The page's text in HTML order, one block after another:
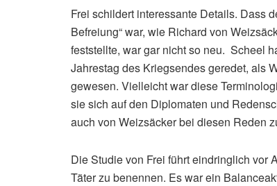
Frei schildert interessante Details. Dass
Befreiung“ war, wie Richard von
feststellte, war gar nicht so neu. Scheel
Jahrestag des Kriegsendes geredet, als
gewesen. Vielleicht war diese
sie sich auf den Diplomaten und
auch von Weizsäcker bei diesen Reden
Die Studie von Frei führt eindringlich vor
Täter zu benennen. Es war ein